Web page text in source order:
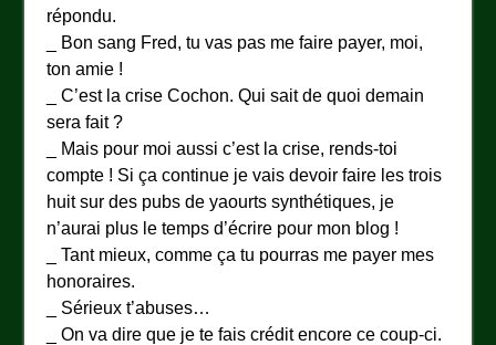
répondu.
_ Bon sang Fred, tu vas pas me faire payer, moi,
ton amie !
_ C’est la crise Cochon. Qui sait de quoi demain
sera fait ?
_ Mais pour moi aussi c’est la crise, rends-toi
compte ! Si ça continue je vais devoir faire les trois
huit sur des pubs de yaourts synthétiques, je
n’aurai plus le temps d’écrire pour mon blog !
_ Tant mieux, comme ça tu pourras me payer mes
honoraires.
_ Sérieux t’abuses…
_ On va dire que je te fais crédit encore ce coup-ci.